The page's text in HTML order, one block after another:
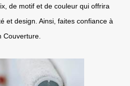
de motif et de couleur qui offrira
et design. Ainsi, faites confiance à
Couverture.